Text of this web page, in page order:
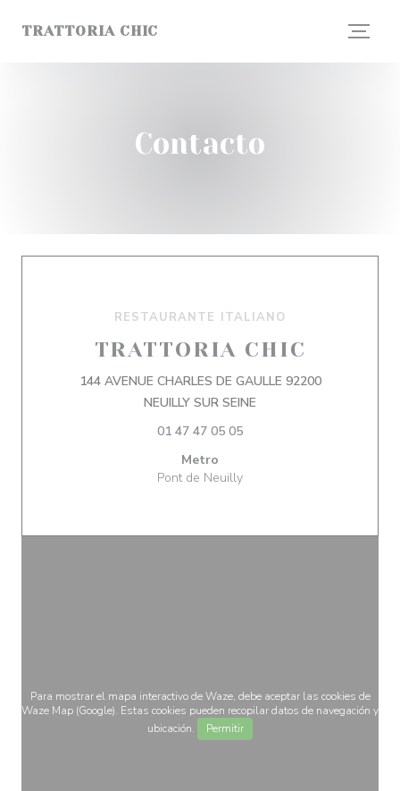
TRATTORIA CHIC
Contacto
RESTAURANTE ITALIANO
TRATTORIA CHIC
144 AVENUE CHARLES DE GAULLE 92200
NEUILLY SUR SEINE
01 47 47 05 05
Metro
Pont de Neuilly
Para mostrar el mapa interactivo de Waze, debe aceptar las cookies de
Waze Map (Google). Estas cookies pueden recopilar datos de navegación y
ubicación.
Permitir